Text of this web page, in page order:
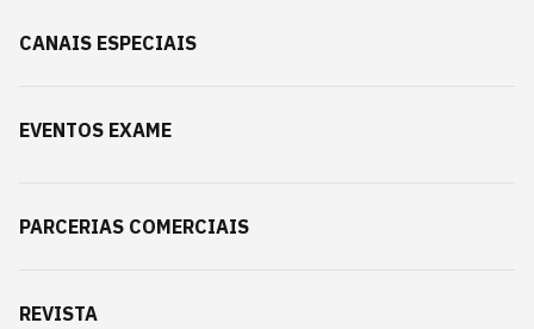
CANAIS ESPECIAIS
EVENTOS EXAME
PARCERIAS COMERCIAIS
REVISTA